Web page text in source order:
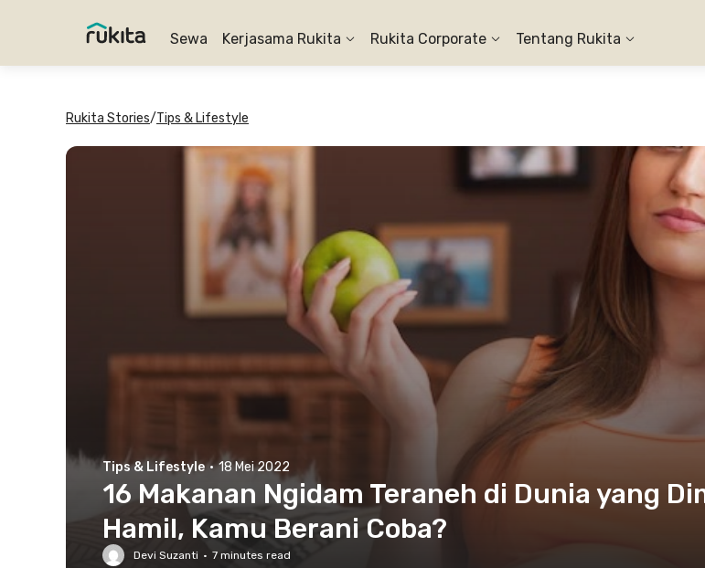
Sewa Kerjasama Rukita Rukita Corporate Tentang Rukita
Rukita Stories/Tips & Lifestyle
Tips & Lifestyle · 18 Mei 2022
16 Makanan Ngidam Teraneh di Dunia yang
Hamil, Kamu Berani Coba?
Devi Suzanti · 7 minutes read